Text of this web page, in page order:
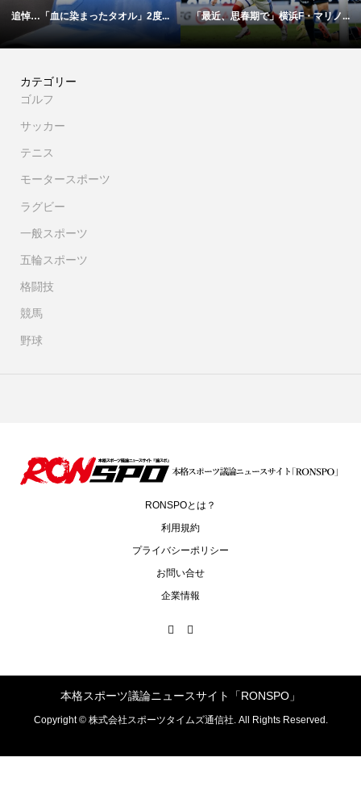
染まったタオル」2度... 「最近、思春期で」横浜F・マリノ... 【映像】
カテゴリー
ゴルフ
サッカー
テニス
モータースポーツ
ラグビー
一般スポーツ
五輪スポーツ
格闘技
競馬
野球
RONSPOとは？
利用規約
プライバシーポリシー
お問い合せ
企業情報
本格スポーツ議論ニュースサイト「RONSPO」
Copyright ©株式会社スポーツタイムズ通信社. All Rights Reserved.